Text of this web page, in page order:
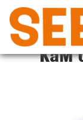
Siirry
sisältöön
KaM